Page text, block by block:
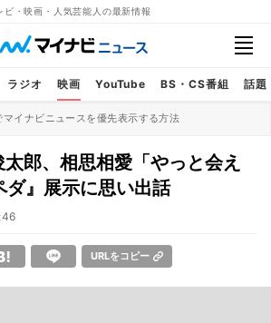
ビ・映画・人気芸能人の最新情報
ラジオ 映画 YouTube BS・CS番組 話題
イナビニュースを優先表示する方法
郎、相思相愛「やっと会え
ダ』展示に思い出話
URLをコピー